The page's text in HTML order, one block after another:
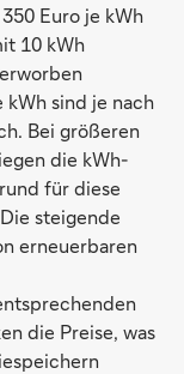
Euro je kWh
10 kWh
kWh sind je nach
Bei größeren
die kWh-
für diese
steigende
erneuerbaren
die Preise, was